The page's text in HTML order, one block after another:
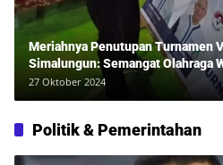
Meriahnya Penutupan Turnamen
Simalungun: Semangat Olahraga
Sehat Bersama Erwan Rozadi dan
27 Oktober 2024
Politik & Pemerintahan